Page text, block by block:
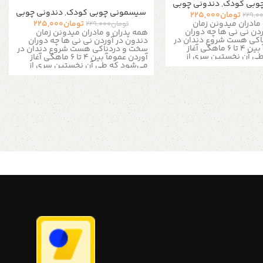
کودک,دندونی چوبی
تومان225,000
میدونن زمان
نی نی ها چه دوران
هست شروع دندان در
آوردن عمومآ بین ۴ تا ۶ ماهگی آغاز
آن نخستین سری از
در فک پائینی بیرون
برخی مواقع، ممکن است
این روند در ۱۲ ماهگی به بعد شروع
آوردن نوزاد می‌تواند
و همراه با بی‌قراری
باعث گریه‌های بی‌امان
این دوران، زمانی است
دارد چیزی را گاز بگیرد
سفتی را بجود تا
با آن مالش دهد.این زمان،
استفاده از دندان‌گیر
استفادهاز آن مراقب
است نوع طبیعی آن را
سیسمونی چوبی کودک,دندونی چوبی
تومان229,000تومان225,000
همه پدران و مادران میدونن زمان
دندون در آوردن نی نی ها چه دوران
سخت و دردناکی هست شروع دندان در
آوردن عمومآ بین ۴ تا ۶ ماهگی آغاز
می‌شود که طی آن نخستین سری از
دندان‌های شیری در فک پائینی بیرون
می‌آید. اما در برخی مواقع، ممکن است
این روند در ۱۲ ماهگی به بعد شروع
بشه . دندان در آوردن نوزاد می‌تواند
برای او آزاردهنده و همراه با بی‌قراری
باشد، و از طرفی باعث گریه‌های بی‌امان
او شود. در واقع این دوران، زمانی است
که نوزاد دوست دارد چیزی را گاز بگیرد
یا سطح صاف یا سفتی را بجود تا
لثه‌هایش را با آن مالش دهد.این زمان،
باشید و به جای انواع ژله‌ای یا
انواع دندانگیرهای پلاستیکی هم در
بازار موجود است که از پلاستیک‌هایی با
درجه‌ی کیفی پائین درست شده‌اند و
زمانی که نوزاد شروع می‌کند به دندان
در آوردن قابل استفاده خواهد بود. در
این مورد، مواد شیمیایی موجود در آن